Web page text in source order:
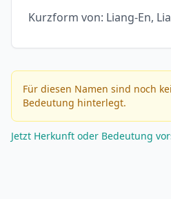
Kurzform von: Liang-En,
Für diesen Namen sind noch
Bedeutung hinterlegt.
Jetzt Herkunft oder Bedeutung